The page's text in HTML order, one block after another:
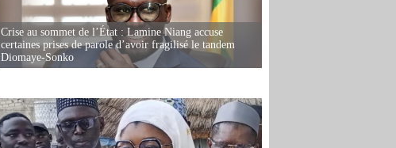
Crise au sommet de l’État : Lamine Niang accuse
certaines prises de parole d’avoir fragilisé le tandem
Diomaye-Sonko